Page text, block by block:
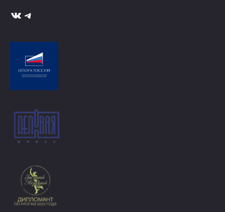
ВКонтакте
Telegram